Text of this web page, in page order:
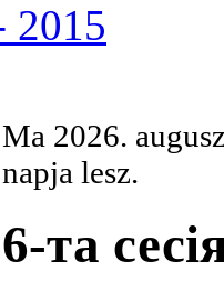
2015
Ma 2026.
napja lesz.
6-та